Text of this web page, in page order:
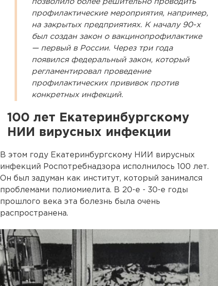
позволило более решительно проводить
профилактические мероприятия, например,
на закрытых предприятиях. К началу 90-х
был создан закон о вакцинопрофилактике
— первый в России. Через три года
появился федеральный закон, который
регламентировал проведение
профилактических прививок против
конкретных инфекций.
100 лет Екатеринбургскому
НИИ вирусных инфекции
В этом году Екатеринбургскому НИИ вирусных
инфекций Роспотребнадзора исполнилось 100 лет.
Он был задуман как институт, который занимался
проблемами полиомиелита. В 20-е - 30-е годы
прошлого века эта болезнь была очень
распространена.